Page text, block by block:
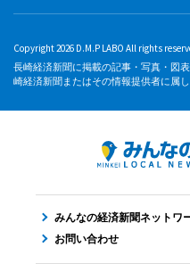
Copyright 2026 D.M.P LABO All rights
長崎経済新聞に掲載の記事・写真・図
崎経済新聞またはその情報提供者に属し
みんなの経済新聞ネットワ
お問い合わせ